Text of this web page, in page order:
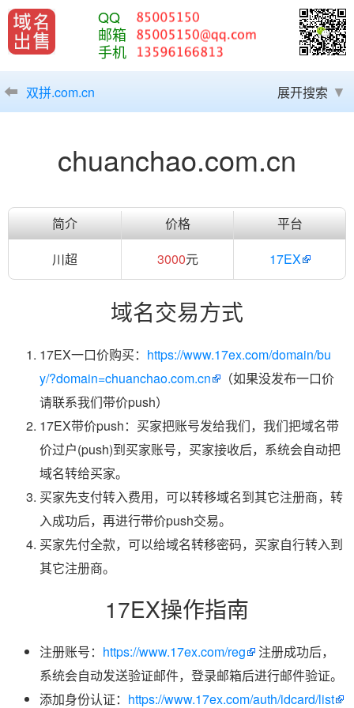
QQ
邮箱
手机
双拼.com.cn 展开搜索
chuanchao.com.cn
简介 价格
平台
川超
3000元 17EX
域名交易方式
17EX一口价购买： https://www.17ex.com/domain/bu
y/?domain=chuanchao.com.cn
（如果没发布一口价
请联系我们带价push）
17EX带价push：买家把账号发给我们，我们把域名带
价过户(push)到买家账号，买家接收后，系统会自动把
域名转给买家。
买家先支付转入费用，可以转移域名到其它注册商，转
入成功后，再进行带价push交易。
买家先付全款，可以给域名转移密码，买家自行转入到
其它注册商。
17EX操作指南
注册账号： https://www.17ex.com/reg
注册成功后，
系统会自动发送验证邮件，登录邮箱后进行邮件验证。
添加身份认证： https://www.17ex.com/auth/idcard/list